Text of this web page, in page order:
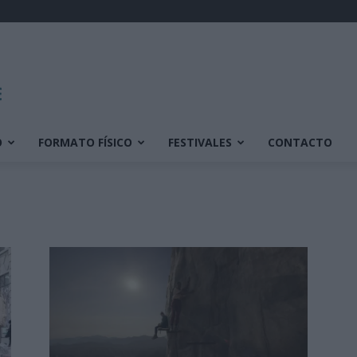
FORMATO FÍSICO FESTIVALES CONTACTO